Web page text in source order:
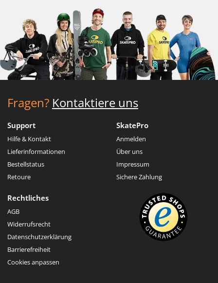
Fragen? Kontaktiere uns
Support
Hilfe & Kontakt
Lieferinformationen
Bestellstatus
Retoure
SkatePro
Anmelden
Über uns
Impressum
Sichere Zahlung
Rechtliches
AGB
Widerrufsrecht
Datenschutzerklärung
Barrierefreiheit
Cookies anpassen